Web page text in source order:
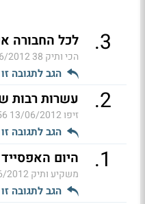
3
. לכל החבורה
הכי ותיק 38 13:10
הגב לתגובה זו
2
. עשרות רבות
זיפו13/06/2012 19:56
הגב לתגובה זו
1
. היום
משקיע ותיק12:13
הגב לתגובה זו